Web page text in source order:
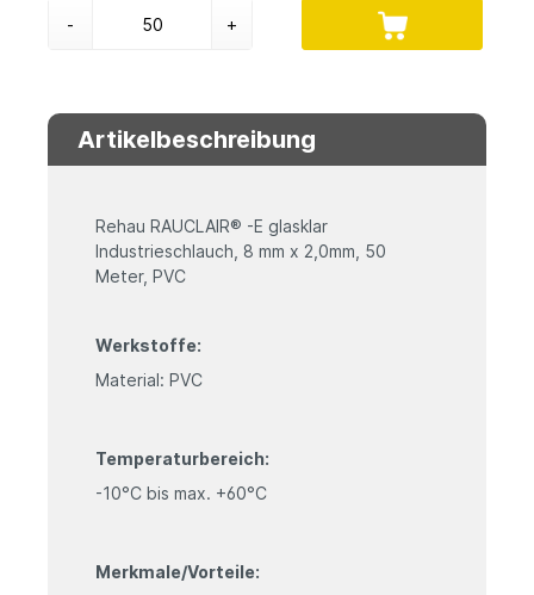
- +
Artikelbeschreibung
Rehau RAUCLAIR® -E glasklar
Industrieschlauch, 8 mm x 2,0mm, 50
Meter, PVC
Werkstoffe:
Material: PVC
Temperaturbereich:
-10°C bis max. +60°C
Merkmale/Vorteile: